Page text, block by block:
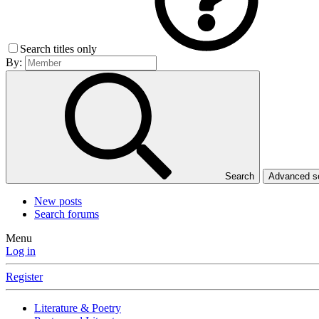
Search titles only
By:
Search Advanced
New posts
Search forums
Menu
Log in
Register
Literature & Poetry